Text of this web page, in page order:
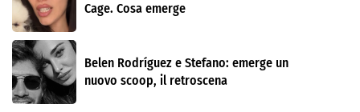
Cage. Cosa emerge
Belen Rodríguez e Stefano: emerge un
nuovo scoop, il retroscena